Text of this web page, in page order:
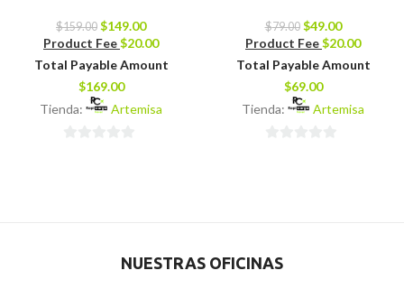
$159.00 $149.00
Product Fee$20.00
Total Payable Amount
$169.00
Tienda:
Artemisa
$79.00 $49.00
Product Fee$20.00
Total Payable Amount
$69.00
Tienda:
Artemisa
NUESTRAS OFICINAS